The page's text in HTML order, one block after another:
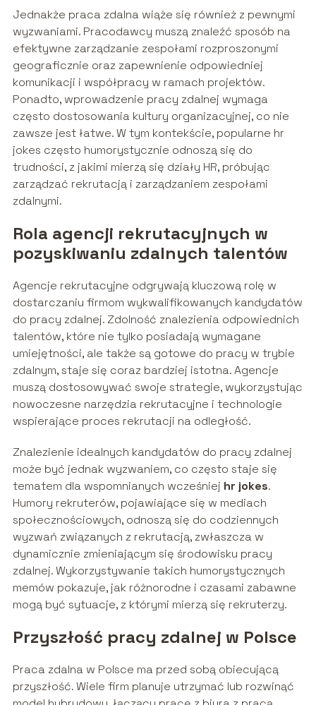
Jednakże praca zdalna wiąże się również z pewnymi
wyzwaniami. Pracodawcy muszą znaleźć sposób na
efektywne zarządzanie zespołami rozproszonymi
geograficznie oraz zapewnienie odpowiedniej
komunikacji i współpracy w ramach projektów.
Ponadto, wprowadzenie pracy zdalnej wymaga
często dostosowania kultury organizacyjnej, co nie
zawsze jest łatwe. W tym kontekście, popularne hr
jokes często humorystycznie odnoszą się do
trudności, z jakimi mierzą się działy HR, próbując
zarządzać rekrutacją i zarządzaniem zespołami
zdalnymi.
Rola agencji rekrutacyjnych w
pozyskiwaniu zdalnych talentów
Agencje rekrutacyjne odgrywają kluczową rolę w
dostarczaniu firmom wykwalifikowanych kandydatów
do pracy zdalnej. Zdolność znalezienia odpowiednich
talentów, które nie tylko posiadają wymagane
umiejętności, ale także są gotowe do pracy w trybie
zdalnym, staje się coraz bardziej istotna. Agencje
muszą dostosowywać swoje strategie, wykorzystując
nowoczesne narzędzia rekrutacyjne i technologie
wspierające proces rekrutacji na odległość.
Znalezienie idealnych kandydatów do pracy zdalnej
może być jednak wyzwaniem, co często staje się
tematem dla wspomnianych wcześniej hr jokes.
Humory rekruterów, pojawiające się w mediach
społecznościowych, odnoszą się do codziennych
wyzwań związanych z rekrutacją, zwłaszcza w
dynamicznie zmieniającym się środowisku pracy
zdalnej. Wykorzystywanie takich humorystycznych
memów pokazuje, jak różnorodne i czasami zabawne
mogą być sytuacje, z którymi mierzą się rekruterzy.
Przyszłość pracy zdalnej w Polsce
Praca zdalna w Polsce ma przed sobą obiecującą
przyszłość. Wiele firm planuje utrzymać lub rozwinąć